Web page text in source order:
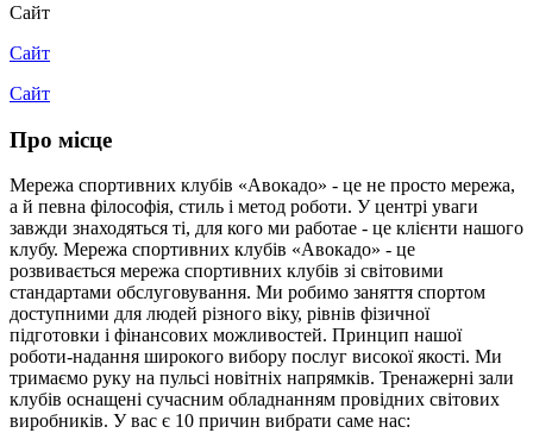
Сайт
Сайт
Сайт
Про місце
Мережа спортивних клубів «Авокадо» - це не просто мережа,
а й певна філософія, стиль і метод роботи. У центрі уваги
завжди знаходяться ті, для кого ми работае - це клієнти нашого
клубу. Мережа спортивних клубів «Авокадо» - це
розвивається мережа спортивних клубів зі світовими
стандартами обслуговування. Ми робимо заняття спортом
доступними для людей різного віку, рівнів фізичної
підготовки і фінансових можливостей. Принцип нашої
роботи-надання широкого вибору послуг високої якості. Ми
тримаємо руку на пульсі новітніх напрямків. Тренажерні зали
клубів оснащені сучасним обладнанням провідних світових
виробників. У вас є 10 причин вибрати саме нас: